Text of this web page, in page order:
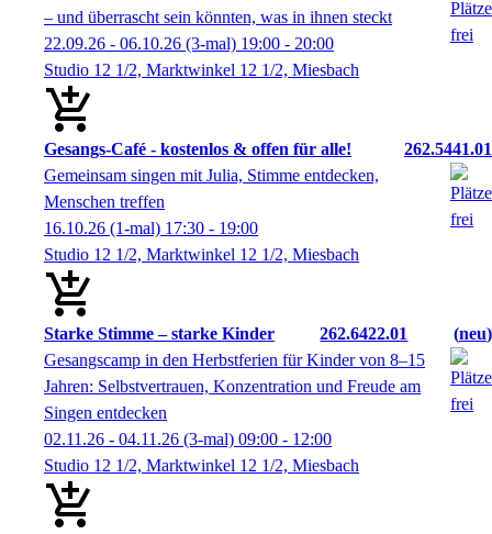
– und überrascht sein könnten, was in ihnen steckt
22.09.26 - 06.10.26 (3-mal) 19:00 - 20:00
Studio 12 1/2, Marktwinkel 12 1/2, Miesbach
Gesangs-Café - kostenlos & offen für alle!
262.5441.01
Gemeinsam singen mit Julia, Stimme entdecken,
Menschen treffen
16.10.26 (1-mal) 17:30 - 19:00
Studio 12 1/2, Marktwinkel 12 1/2, Miesbach
Starke Stimme – starke Kinder 262.6422.01
neu
Gesangscamp in den Herbstferien für Kinder von 8–15
Jahren: Selbstvertrauen, Konzentration und Freude am
Singen entdecken
02.11.26 - 04.11.26 (3-mal) 09:00 - 12:00
Studio 12 1/2, Marktwinkel 12 1/2, Miesbach